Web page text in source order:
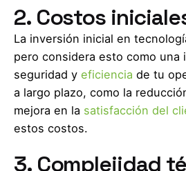
2. Costos
La inversión inicial en
pero considera esto como una
seguridad y eficiencia de tu
a largo plazo, como la
mejora en la satisfacción del
estos costos.
3. Complejidad